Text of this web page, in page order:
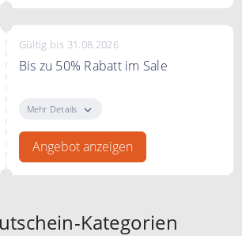
Gültig bis 31.08.2026
Bis zu 50% Rabatt im Sale
FASHIONCODE
Mehr Details
Angebot anzeigen
Kategorien